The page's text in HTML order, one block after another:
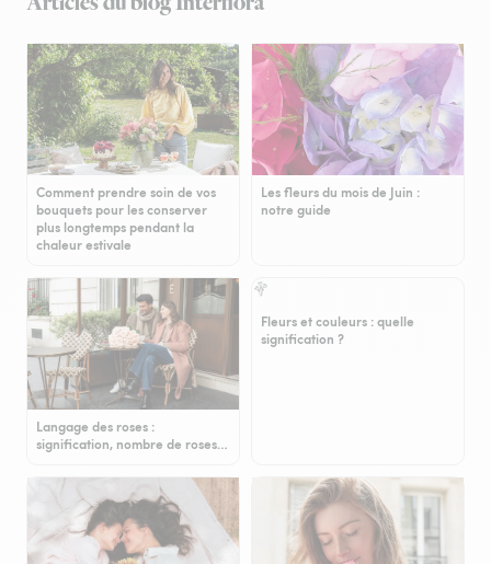
Comment prendre soin de vos
bouquets pour les conserver
plus longtemps pendant la
chaleur estivale
Les fleurs du mois de Juin :
notre guide
Langage des roses :
signification, nombre de roses…
Fleurs et couleurs : quelle
signification ?